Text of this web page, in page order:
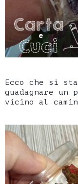
Ecco che si
guadagnare un
vicino al